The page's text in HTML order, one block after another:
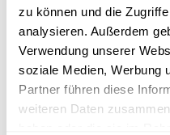
zu können und die
analysieren. Außerdem
Verwendung unserer
soziale Medien, Werbung
Partner führen diese
weiteren Daten
und wie der
Flexible
selbst
lediglich melden
Bearbeitung